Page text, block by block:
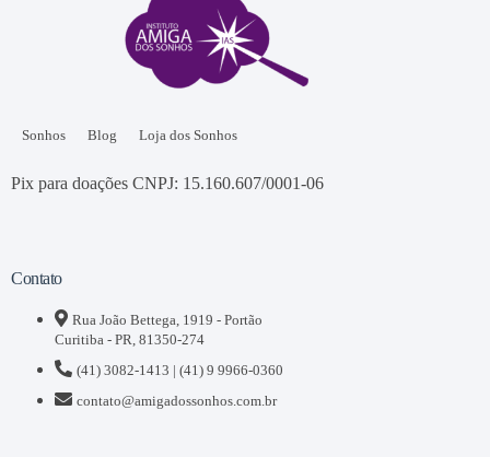
Sonhos Blog Loja dos Sonhos
Pix para doações CNPJ: 15.160.607/0001-06
Contato
Rua João Bettega, 1919 - Portão
Curitiba - PR, 81350-274
(41) 3082-1413 | (41) 9 9966-0360
contato@amigadossonhos.com.br